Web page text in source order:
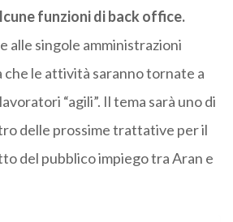
funzioni di back office.
alle singole amministrazioni
che le attività saranno tornate a
“agili”. Il tema sarà uno di
delle prossime trattative per il
del pubblico impiego tra Aran e